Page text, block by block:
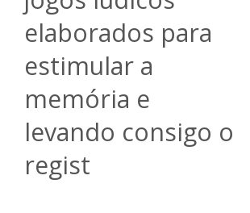
elaborados para
estimular a
memória e
levando consigo o
regist